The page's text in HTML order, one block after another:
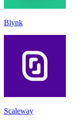
Blynk
Scaleway